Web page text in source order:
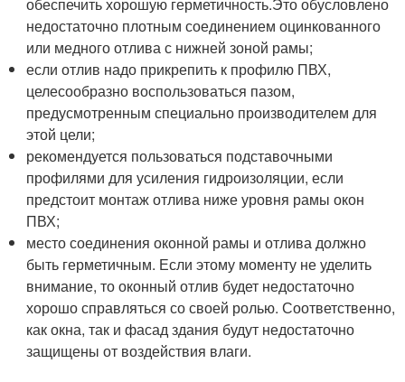
недостаточно плотным соединением оцинкованного
или медного отлива с нижней зоной рамы;
если отлив надо прикрепить к профилю ПВХ,
целесообразно воспользоваться пазом,
предусмотренным специально производителем для
этой цели;
рекомендуется пользоваться подставочными
профилями для усиления гидроизоляции, если
предстоит монтаж отлива ниже уровня рамы окон
ПВХ;
место соединения оконной рамы и отлива должно
быть герметичным. Если этому моменту не уделить
внимание, то оконный отлив будет недостаточно
хорошо справляться со своей ролью. Соответственно,
как окна, так и фасад здания будут недостаточно
защищены от воздействия влаги.